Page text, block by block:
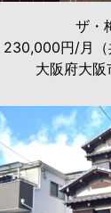
ザ・
230,000円/月（
大阪府大